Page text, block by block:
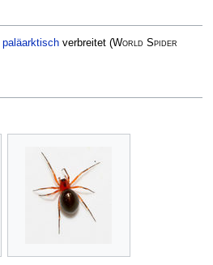
paläarktischverbreitet (World Spider